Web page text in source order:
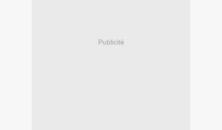
Publicité